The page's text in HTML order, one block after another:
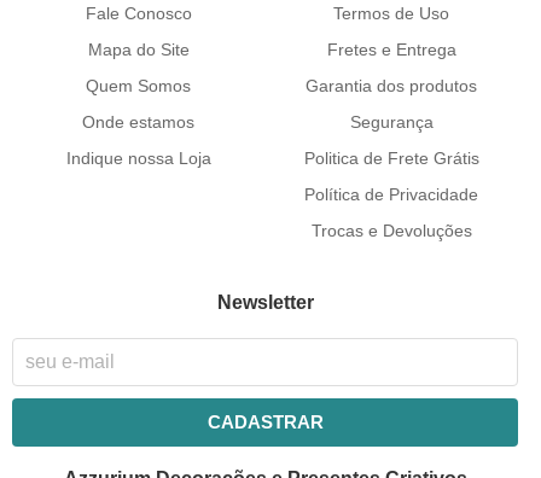
Fale Conosco
Mapa do Site
Quem Somos
Onde estamos
Indique nossa Loja
Termos de Uso
Fretes e Entrega
Garantia dos produtos
Segurança
Politica de Frete Grátis
Política de Privacidade
Trocas e Devoluções
Newsletter
CADASTRAR